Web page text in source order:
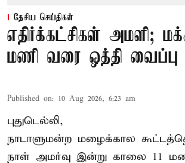
தேசிய செய்திகள்
எதிர்க்கட்சிகள் அமளி;
மணி வரை ஒத்தி வைப்பு
Published on: 10 Aug 2026, 6:23 am
புதுடெல்லி,
நாடாளுமன்ற மழைக்கால
நாள் அமர்வு இன்று காலை 11